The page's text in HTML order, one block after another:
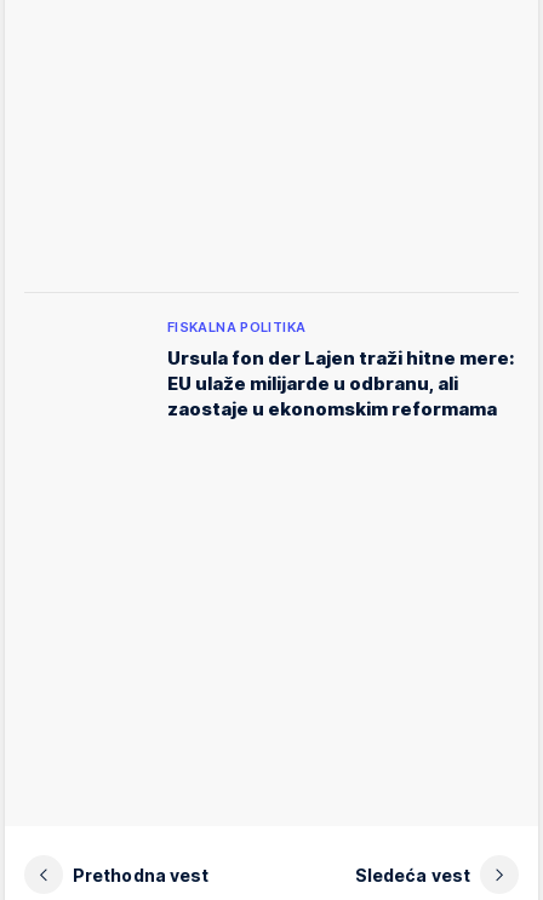
FISKALNA POLITIKA
Ursula fon der Lajen traži hitne mere:
EU ulaže milijarde u odbranu, ali
zaostaje u ekonomskim reformama
Prethodna vest Sledeća vest